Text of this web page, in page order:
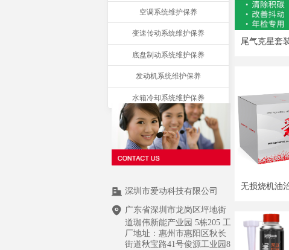
尾气克星套
无损烧机油
空调系统维护保养
变速传动系统维护保养
底盘制动系统维护保养
发动机系统维护保养
水箱冷却系统维护保养
深圳市爱动科技有限公司
广东省深圳市龙岗区坪地街
道珈伟新能产业园 5栋205 工
厂地址：惠州市惠阳区秋长
街道秋宝路41号俊源工业园8